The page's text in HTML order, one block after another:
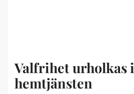
Valfrihet urholkas i
hemtjänsten